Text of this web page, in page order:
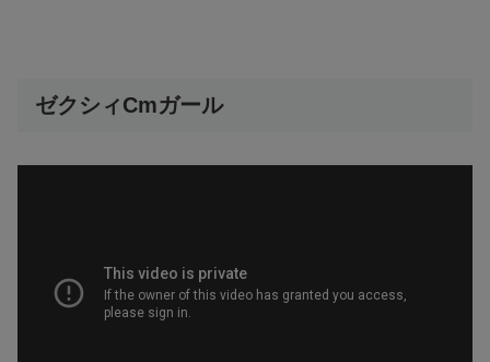
ゼクシィCmガール